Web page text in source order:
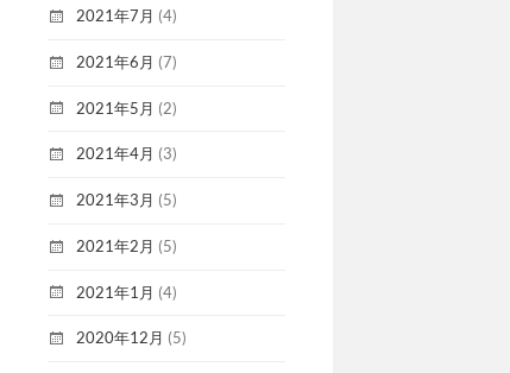
2021年7月 (4)
2021年6月 (7)
2021年5月 (2)
2021年4月 (3)
2021年3月 (5)
2021年2月 (5)
2021年1月 (4)
2020年12月 (5)